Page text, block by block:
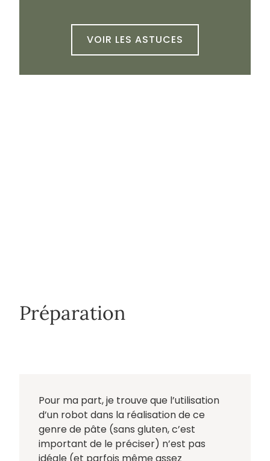
VOIR LES ASTUCES
Préparation
Pour ma part, je trouve que l’utilisation
d’un robot dans la réalisation de ce
genre de pâte (sans gluten, c’est
important de le préciser) n’est pas